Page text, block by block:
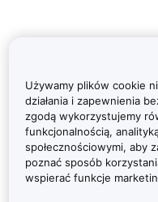
Używamy plików cookie
działania i zapewnienia
zgodą wykorzystujemy
funkcjonalnością,
społecznościowymi, aby
poznać sposób
wspierać funkcje